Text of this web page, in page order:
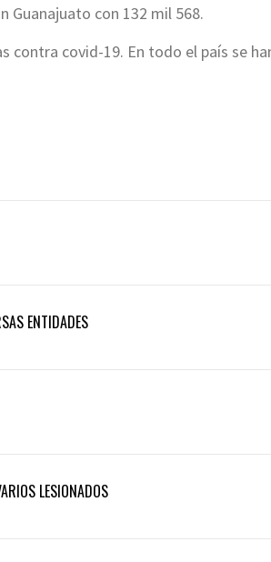
Guanajuato con 132 mil 568.
contra covid-19. En todo el país se
ENTIDADES
LESIONADOS